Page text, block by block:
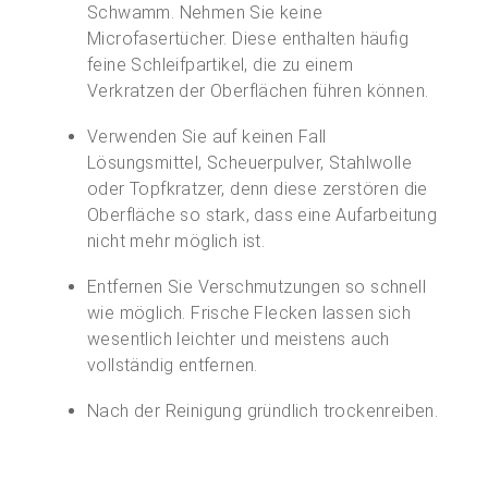
Schwamm. Nehmen Sie keine
Microfasertücher. Diese enthalten häufig
feine Schleifpartikel, die zu einem
Verkratzen der Oberflächen führen können.
Verwenden Sie auf keinen Fall
Lösungsmittel, Scheuerpulver, Stahlwolle
oder Topfkratzer, denn diese zerstören die
Oberfläche so stark, dass eine Aufarbeitung
nicht mehr möglich ist.
Entfernen Sie Verschmutzungen so schnell
wie möglich. Frische Flecken lassen sich
wesentlich leichter und meistens auch
vollständig entfernen.
Nach der Reinigung gründlich trockenreiben.